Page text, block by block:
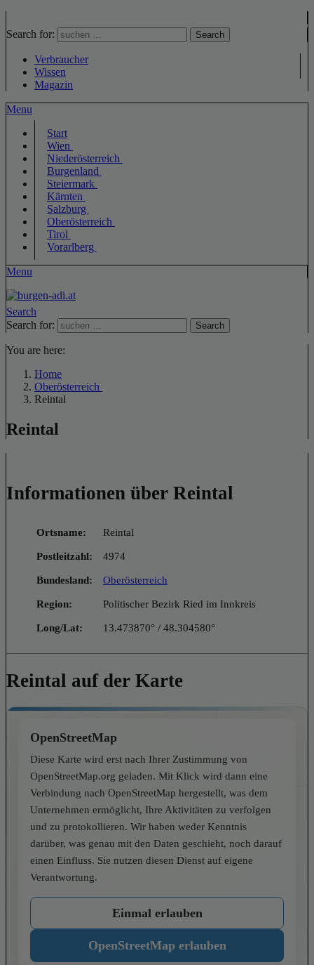
Search for: Search
Verbraucher
Wissen
Magazin
Menu
Start
Wien
Niederösterreich
Burgenland
Steiermark
Kärnten
Salzburg
Oberösterreich
Tirol
Vorarlberg
Menu
Search
Search for:
Search
You are here:
Home
Oberösterreich
Reintal
Reintal
Informationen über Reintal
Ortsname: Reintal
Postleitzahl: 4974
Bundesland: Oberösterreich
Region: Politischer Bezirk Ried im Innkreis
Long/Lat: 13.473870° / 48.304580°
Reintal auf der Karte
OpenStreetMap
Diese Karte wird erst nach Ihrer Zustimmung von
OpenStreetMap.org geladen. Mit Klick wird dann eine
Verbindung nach OpenStreetMap hergestellt, was dem
Unternehmen ermöglicht, Ihre Aktivitäten zu verfolgen
und zu protokollieren. Wir haben weder Kenntnis
darüber, was genau mit den Daten geschieht, noch darauf
einen Einfluss. Sie nutzen diesen Dienst auf eigene
Verantwortung.
Einmal erlauben
OpenStreetMap erlauben